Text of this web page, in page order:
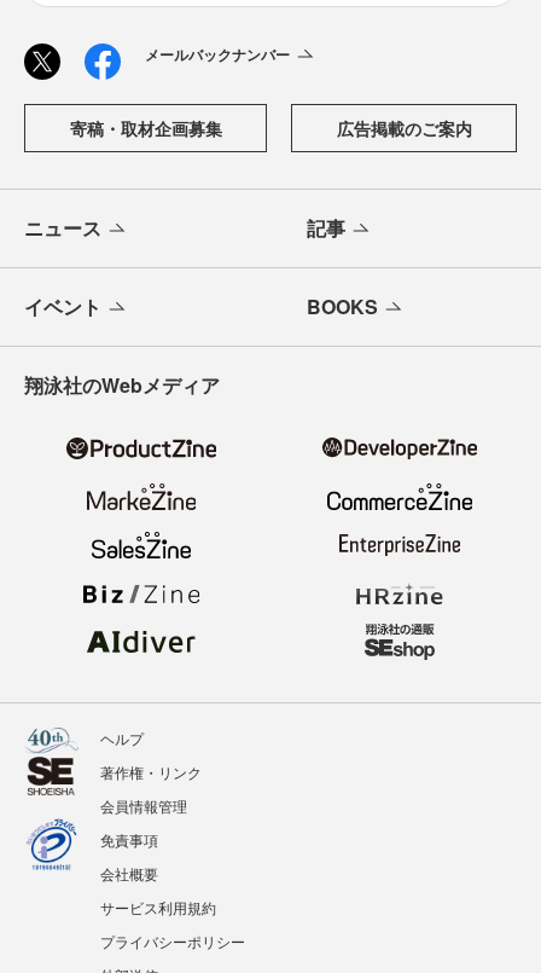
メールバックナンバー
寄稿・取材企画募集 広告掲載のご案内
ニュース 記事
イベント BOOKS
翔泳社のWebメディア
ヘルプ
著作権・リンク
会員情報管理
免責事項
会社概要
サービス利用規約
プライバシーポリシー